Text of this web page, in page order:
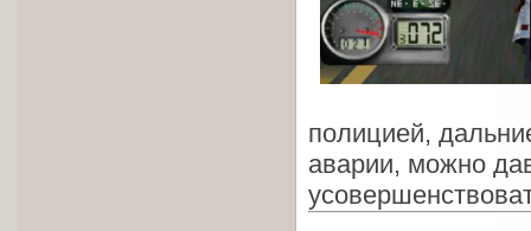
полицией,
аварии, можно